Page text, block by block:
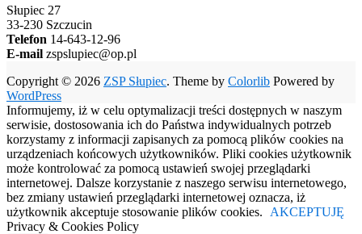
Słupiec 27
33-230 Szczucin
Telefon 14-643-12-96
E-mail zspslupiec@op.pl
Copyright © 2026 ZSP Słupiec. Theme by Colorlib Powered by
WordPress
Informujemy, iż w celu optymalizacji treści dostępnych w naszym
serwisie, dostosowania ich do Państwa indywidualnych potrzeb
korzystamy z informacji zapisanych za pomocą plików cookies na
urządzeniach końcowych użytkowników. Pliki cookies użytkownik
może kontrolować za pomocą ustawień swojej przeglądarki
internetowej. Dalsze korzystanie z naszego serwisu internetowego,
bez zmiany ustawień przeglądarki internetowej oznacza, iż
użytkownik akceptuje stosowanie plików cookies.
AKCEPTUJĘ
Privacy & Cookies Policy